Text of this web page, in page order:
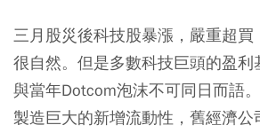
三月股災後科技股暴漲，嚴重超
很自然。但是多數科技巨頭的盈利
與當年Dotcom泡沫不可同日而語
製造巨大的新增流動性，舊經濟公